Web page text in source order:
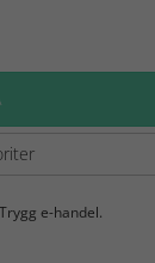
e-handel.